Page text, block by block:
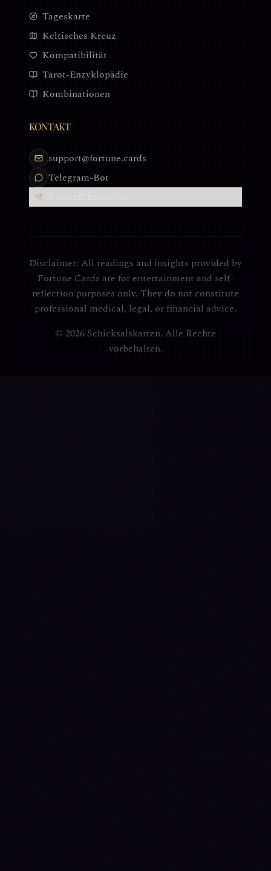
Tageskarte
Keltisches Kreuz
Kompatibilität
Tarot-Enzyklopädie
Kombinationen
KONTAKT
support@fortune.cards
Telegram-Bot
Disclaimer: All readings and insights provided by
Fortune Cards are for entertainment and self-
reflection purposes only. They do not constitute
professional medical, legal, or financial advice.
© 2026 Schicksalskarten. Alle Rechte
vorbehalten.